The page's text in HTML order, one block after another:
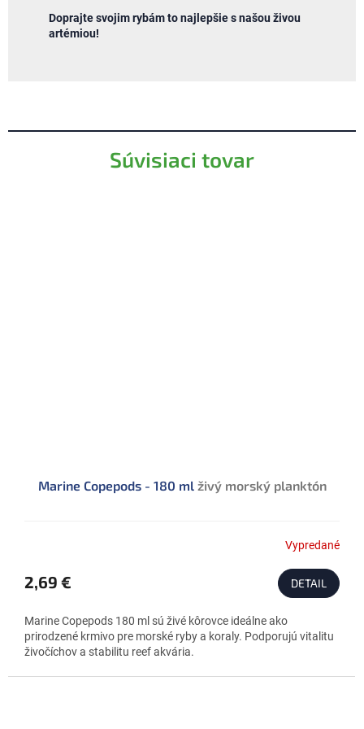
Súvisiaci tovar
Marine Copepods - 180 ml živý morský planktón
Vypredané
2,69 € DETAIL
Marine Copepods 180 ml sú živé kôrovce ideálne ako
prirodzené krmivo pre morské ryby a koraly. Podporujú vitalitu
živočíchov a stabilitu reef akvária.
Doprajte svojim rybám to najlepšie s našou živou
artémiou!